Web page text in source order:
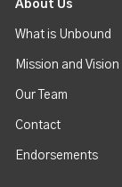
About Us
What is Unbound
Mission and Vision
Our Team
Contact
Endorsements